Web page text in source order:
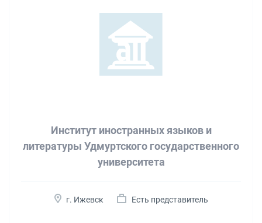
Институт иностранных языков и
литературы Удмуртского государственного
университета
г. Ижевск Есть представитель